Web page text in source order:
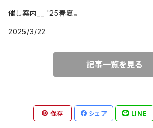
催し案内__ '25春夏。
2025/3/22
記事一覧を見る
保存 シェア LINE